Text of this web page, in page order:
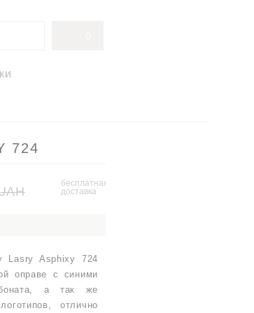
724
бесплатная
доставка
Lasry Asphixy 724
оправе с синими
а так же
отлично